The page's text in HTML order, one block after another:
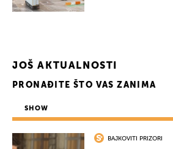
JOŠ AKTUALNOSTI
PRONAĐITE ŠTO VAS ZANIMA
SHOW
BAJKOVITI PRIZORI